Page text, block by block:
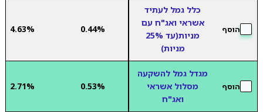
הוסף
כלל גמל לעתיד
אשראי ואג"ח עם
מניות(עד 25%
מניות)
0.44%
4.63%
הוסף
מגדל גמל להשקעה
מסלול אשראי
ואג"ח
0.53%
2.71%